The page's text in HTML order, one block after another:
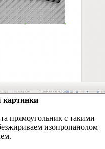
картинки
прямоугольник с такими
изопропанолом